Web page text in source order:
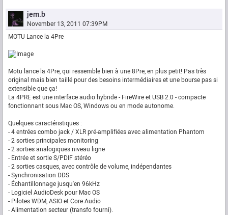
jem.b
November 13, 2011 07:39PM
MOTU Lance la 4Pre
Motu lance la 4Pre, qui ressemble bien à une 8Pre, en plus petit! Pas très
original mais bien taillé pour des besoins intermédiaires et une bourse pas si
extensible que ça!
La 4PRE est une interface audio hybride - FireWire et USB 2.0 - compacte
fonctionnant sous Mac OS, Windows ou en mode autonome.
Quelques caractéristiques :
- 4 entrées combo jack / XLR pré-amplifiées avec alimentation Phantom
- 2 sorties principales monitoring
- 2 sorties analogiques niveau ligne
- Entrée et sortie S/PDIF stéréo
- 2 sorties casques, avec contrôle de volume, indépendantes
- Synchronisation DDS
- Échantillonnage jusqu'en 96kHz
- Logiciel AudioDesk pour Mac OS
- Pilotes WDM, ASIO et Core Audio
- Alimentation secteur (transfo fourni).